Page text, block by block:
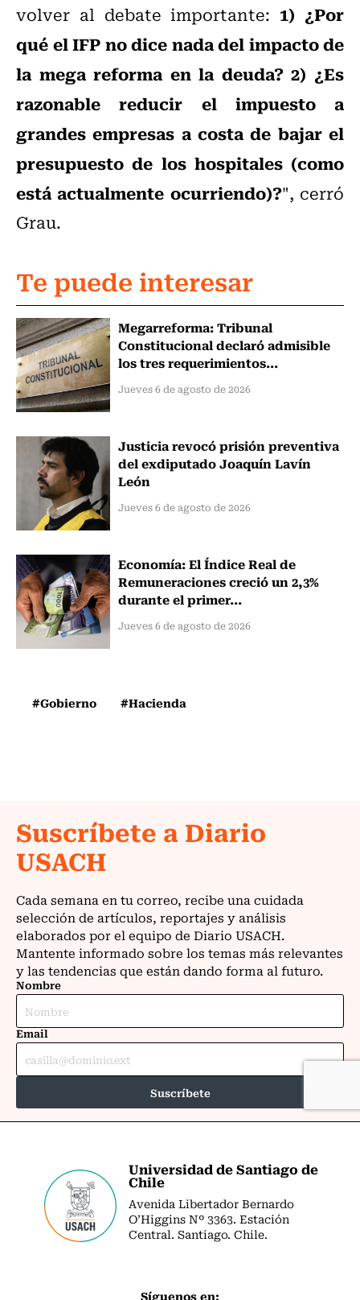
volver al debate importante: 1) ¿Por
qué el IFP no dice nada del impacto de
la mega reforma en la deuda? 2) ¿Es
razonable reducir el impuesto a
grandes empresas a costa de bajar el
presupuesto de los hospitales (como
está actualmente ocurriendo)?", cerró
Grau.
Te puede interesar
Megarreforma: Tribunal
Constitucional declaró admisible
los tres requerimientos...
Jueves 6 de agosto de 2026
Justicia revocó prisión preventiva
del exdiputado Joaquín Lavín
León
Jueves 6 de agosto de 2026
Economía: El Índice Real de
Remuneraciones creció un 2,3%
durante el primer...
Jueves 6 de agosto de 2026
#Gobierno #Hacienda
Universidad de Santiago de
Chile
Avenida Libertador Bernardo
O’Higgins Nº 3363. Estación
Central. Santiago. Chile.
Síguenos en: